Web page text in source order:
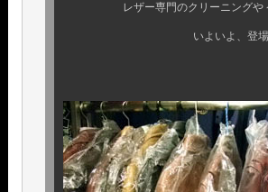
レザー専門のクリーニングや ケア
いよいよ、登場で